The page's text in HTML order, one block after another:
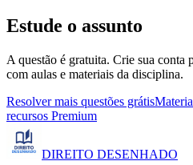
Estude o assunto
A questão é gratuita. Crie sua conta
com aulas e materiais da disciplina.
Resolver mais questões grátis
recursos Premium
DIREITO DESENHADO